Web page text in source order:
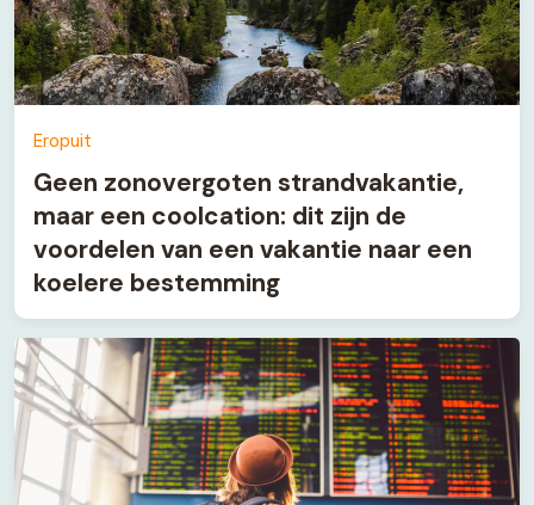
Eropuit
Geen zonovergoten strandvakantie,
maar een coolcation: dit zijn de
voordelen van een vakantie naar een
koelere bestemming